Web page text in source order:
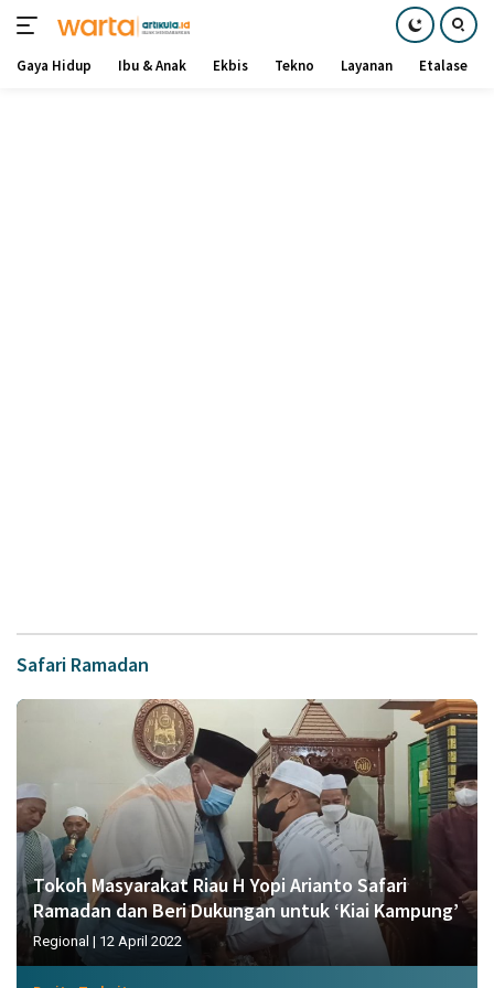
Gaya Hidup Ibu & Anak Ekbis Tekno Layanan Etalase
Safari Ramadan
Tokoh Masyarakat Riau H Yopi Arianto Safari
Ramadan dan Beri Dukungan untuk ‘Kiai Kampung’
Regional | 12 April 2022